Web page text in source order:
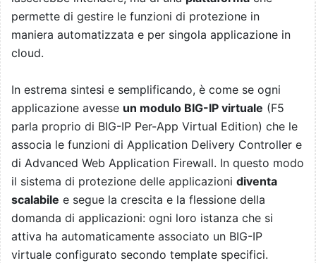
permette di gestire le funzioni di protezione in
maniera automatizzata e per singola applicazione in
cloud.
In estrema sintesi e semplificando, è come se ogni
applicazione avesse un modulo BIG-IP virtuale (F5
parla proprio di BIG-IP Per-App Virtual Edition) che le
associa le funzioni di Application Delivery Controller e
di Advanced Web Application Firewall. In questo modo
il sistema di protezione delle applicazioni diventa
scalabile e segue la crescita e la flessione della
domanda di applicazioni: ogni loro istanza che si
attiva ha automaticamente associato un BIG-IP
virtuale configurato secondo template specifici.